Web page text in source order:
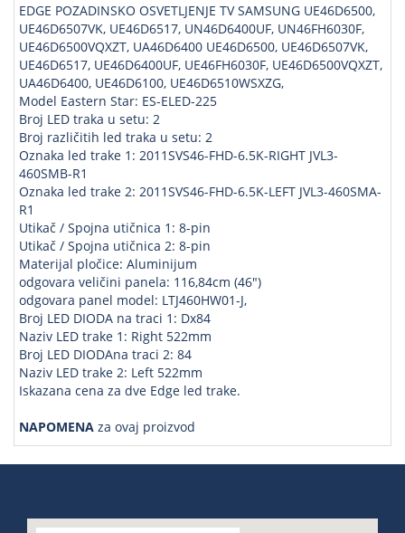
EDGE POZADINSKO OSVETLJENJE TV SAMSUNG UE46D6500,
UE46D6507VK, UE46D6517, UN46D6400UF, UN46FH6030F,
UE46D6500VQXZT, UA46D6400 UE46D6500, UE46D6507VK,
UE46D6517, UE46D6400UF, UE46FH6030F, UE46D6500VQXZT,
UA46D6400, UE46D6100, UE46D6510WSXZG,
Model Eastern Star: ES-ELED-225
Broj LED traka u setu: 2
Broj različitih led traka u setu: 2
Oznaka led trake 1: 2011SVS46-FHD-6.5K-RIGHT JVL3-
460SMB-R1
Oznaka led trake 2: 2011SVS46-FHD-6.5K-LEFT JVL3-460SMA-
R1
Utikač / Spojna utičnica 1: 8-pin
Utikač / Spojna utičnica 2: 8-pin
Materijal pločice: Aluminijum
odgovara veličini panela: 116,84cm (46")
odgovara panel model: LTJ460HW01-J,
Broj LED DIODA na traci 1: Dx84
Naziv LED trake 1: Right 522mm
Broj LED DIODAna traci 2: 84
Naziv LED trake 2: Left 522mm
Iskazana cena za dve Edge led trake.
NAPOMENA za ovaj proizvod